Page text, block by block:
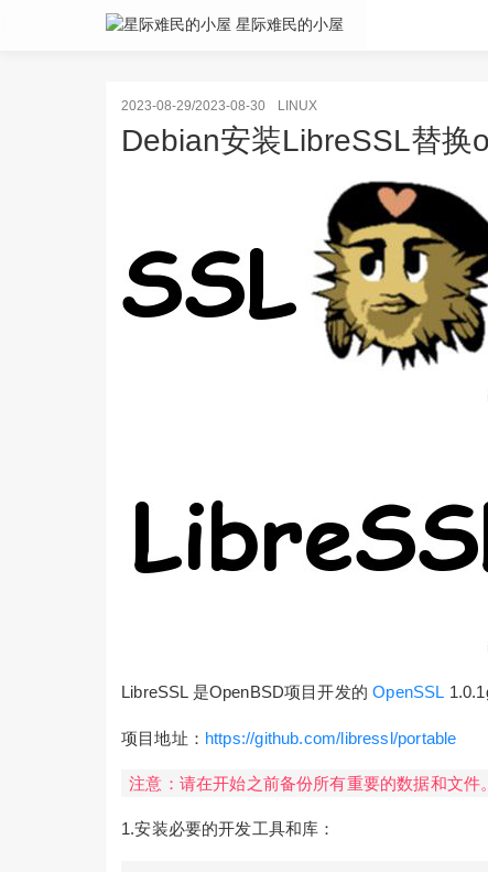
星际难民的小屋
2023-08-29/2023-08-30 LINUX
Debian安装LibreSSL替换
LibreSSL 是OpenBSD项目开发的OpenSSL
项目地址： https://github.com/libressl/portable
注意：请在开始之前备份所有重要的数据和文件
1.安装必要的开发工具和库：